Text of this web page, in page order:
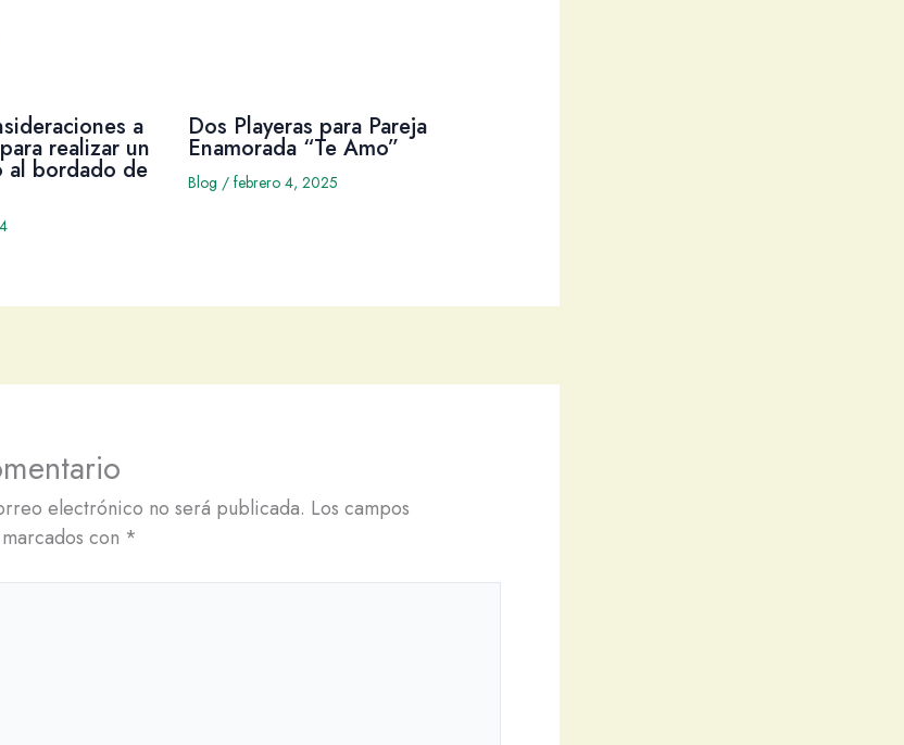
a
realizar un
al bordado de
Dos Playeras para Pareja
Enamorada “Te Amo”
Blog / febrero 4, 2025
electrónico no será publicada. Los campos
con *